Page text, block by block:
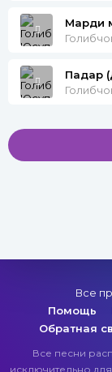
Марди
Падар
Все
Помощь
Обратная
Все песни
исключительно